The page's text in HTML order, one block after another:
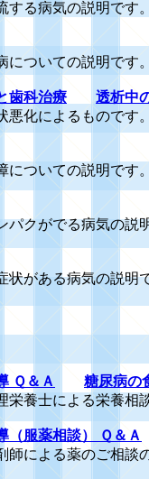
する病気の説明です
についての説明です
歯科治療
透析中
悪化によるものです
についての説明です
パクがでる病気の説
状がある病気の説明
Ｑ＆Ａ
糖尿病の
栄養士による栄養相
（服薬相談） Ｑ＆Ａ
師による薬のご相談